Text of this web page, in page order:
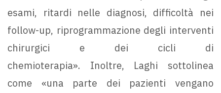
esami, ritardi nelle diagnosi, difficoltà nei
follow-up, riprogrammazione degli interventi
chirurgici e dei cicli di
chemioterapia». Inoltre, Laghi sottolinea
come «una parte dei pazienti vengano